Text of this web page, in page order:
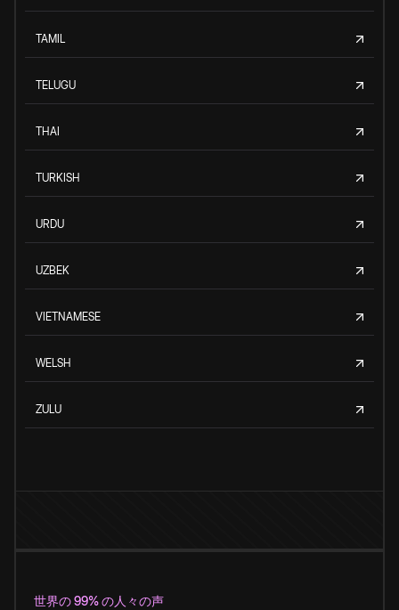
TAMIL
TELUGU
THAI
TURKISH
URDU
UZBEK
VIETNAMESE
WELSH
ZULU
世界の 99% の人々の声